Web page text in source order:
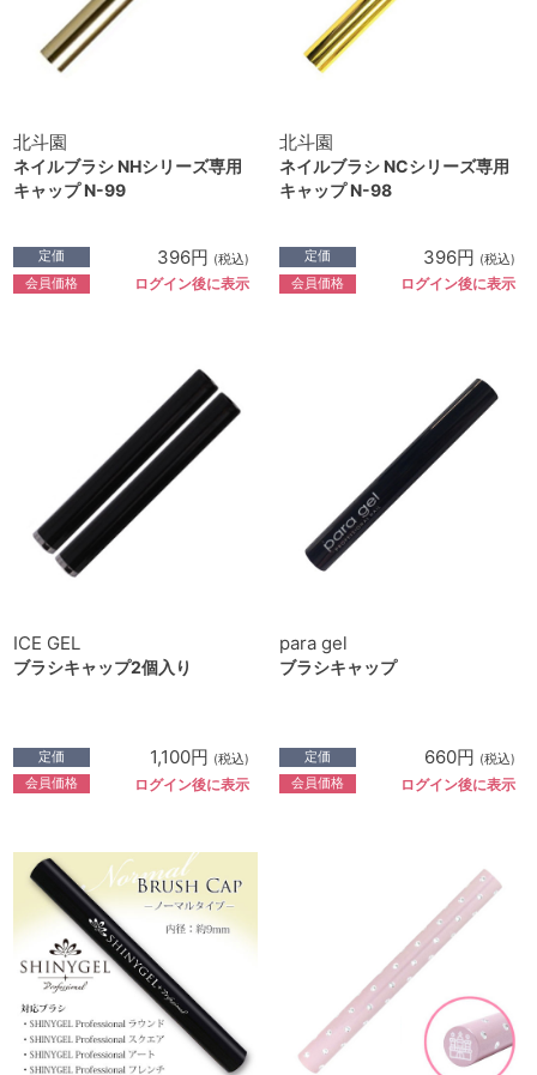
北斗園
ネイルブラシ NHシリーズ専用
キャップ N-99
定価 396円 (税込)
会員価格 ログイン後に表示
北斗園
ネイルブラシ NCシリーズ専用
キャップ N-98
定価 396円 (税込)
会員価格 ログイン後に表示
ICE GEL
ブラシキャップ2個入り
定価 1,100円 (税込)
会員価格 ログイン後に表示
para gel
ブラシキャップ
定価 660円 (税込)
会員価格 ログイン後に表示